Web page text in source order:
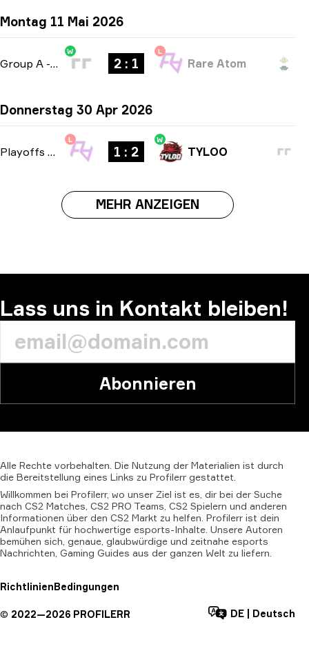
Montag 11 Mai 2026
Group A - bo3
W
2 : 1
L
Rare Atom
Donnerstag 30 Apr 2026
Playoffs bo3
L
1 : 2
W
TYLOO
MEHR ANZEIGEN
Lass uns in Kontakt bleiben!
Abonnieren
Alle Rechte vorbehalten. Die Nutzung der Materialien ist durch
die Bereitstellung eines Links zu Profilerr gestattet.
Willkommen bei Profilerr, wo unser Ziel ist es, dir bei der Suche
nach CS2 Matches, CS2 PRO Teams, CS2 Spielern und anderen
Informationen über den CS2 Markt zu helfen. Profilerr ist dein
Anlaufpunkt für hochwertige esports-Inhalte. Unsere Autoren
bemühen sich, genaue, glaubwürdige und zeitnahe esports
Nachrichten, Gaming Guides aus der ganzen Welt zu liefern.
RichtlinienBedingungen
© 2022—2026 PROFILERR DE Deutsch